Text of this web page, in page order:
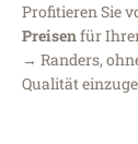
Profitieren Sie
Preisenfür
→ Randers,
Qualität